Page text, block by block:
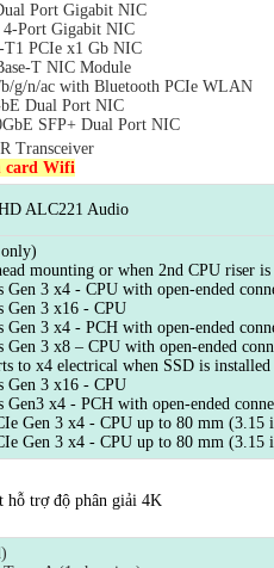
Port Gigabit NIC
Port Gigabit NIC
PCIe x1 Gb NIC
T NIC Module
g/n/ac with Bluetooth PCIe WLAN
Dual Port NIC
SFP+ Dual Port NIC
Transceiver
card Wifi
ALC221 Audio
mounting or when 2nd CPU riser is
Gen 3 x4 - CPU with open-ended
Gen 3 x16 - CPU
Gen 3 x4 - PCH with open-ended
Gen 3 x8 – CPU with open-ended
to x4 electrical when SSD is
Gen 3 x16 - CPU
Gen3 x4 - PCH with open-ended
Gen 3 x4 - CPU up to 80 mm (3.15
Gen 3 x4 - CPU up to 80 mm (3.15
hỗ trợ độ phân giải 4K